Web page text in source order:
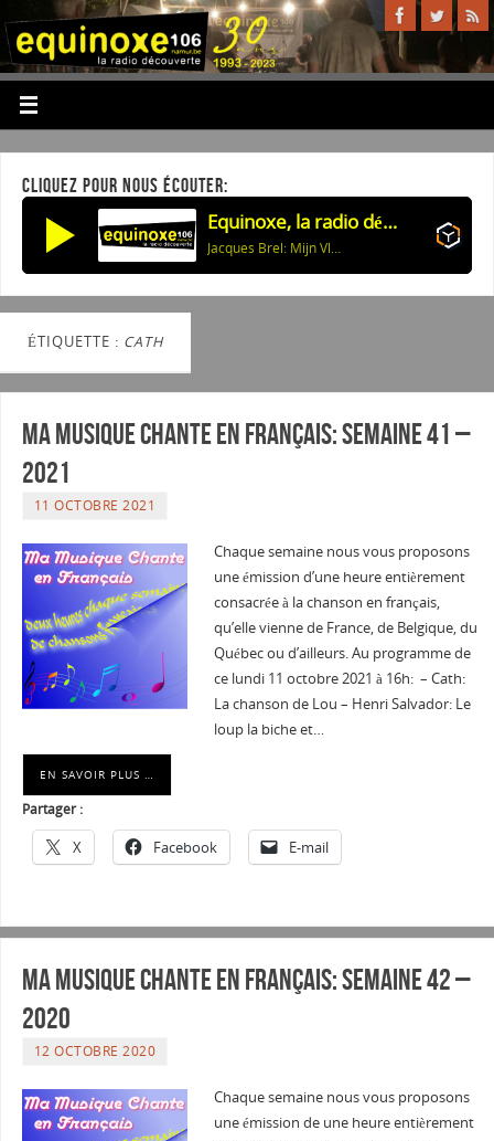
CLIQUEZ POUR NOUS ÉCOUTER:
Equinoxe, la radio découverte
Jacques Brel: Mijn Vlakke Land (Le Plat Pays)
ÉTIQUETTE : CATH
Ma musique chante en Français: Semaine 41 –
2021
11 OCTOBRE 2021
Chaque semaine nous vous proposons
une émission d’une heure entièrement
consacrée à la chanson en français,
qu’elle vienne de France, de Belgique, du
Québec ou d’ailleurs. Au programme de
ce lundi 11 octobre 2021 à 16h: – Cath:
La chanson de Lou – Henri Salvador: Le
loup la biche et…
EN SAVOIR PLUS …
Partager :
X Facebook E-mail
Ma musique chante en Français: Semaine 42 –
2020
12 OCTOBRE 2020
Chaque semaine nous vous proposons
une émission de une heure entièrement